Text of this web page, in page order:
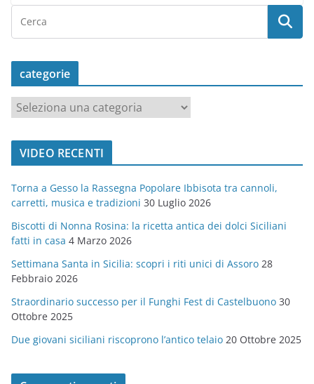
categorie
t
o
r
i
e
VIDEO RECENTI
Torna a Gesso la Rassegna Popolare Ibbisota tra cannoli,
carretti, musica e tradizioni 30 Luglio 2026
Biscotti di Nonna Rosina: la ricetta antica dei dolci Siciliani
fatti in casa 4 Marzo 2026
Settimana Santa in Sicilia: scopri i riti unici di Assoro 28
Febbraio 2026
Straordinario successo per il Funghi Fest di Castelbuono 30
Ottobre 2025
Due giovani siciliani riscoprono l’antico telaio 20 Ottobre 2025